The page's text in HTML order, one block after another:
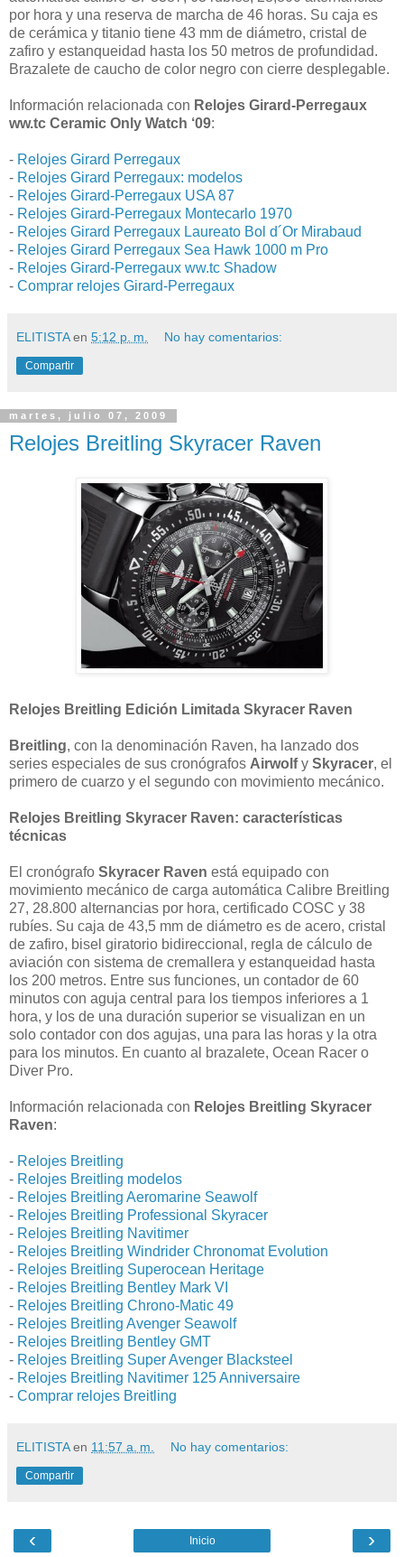
por hora y una reserva de marcha de 46 horas. Su caja es
de cerámica y titanio tiene 43 mm de diámetro, cristal de
zafiro y estanqueidad hasta los 50 metros de profundidad.
Brazalete de caucho de color negro con cierre desplegable.
Información relacionada con Relojes Girard-Perregaux
ww.tc Ceramic Only Watch ‘09:
- Relojes Girard Perregaux
- Relojes Girard Perregaux: modelos
- Relojes Girard-Perregaux USA 87
- Relojes Girard-Perregaux Montecarlo 1970
- Relojes Girard Perregaux Laureato Bol d´Or Mirabaud
- Relojes Girard Perregaux Sea Hawk 1000 m Pro
- Relojes Girard-Perregaux ww.tc Shadow
- Comprar relojes Girard-Perregaux
ELITISTA en 5:12 p. m. No hay comentarios:
Compartir
martes, julio 07, 2009
Relojes Breitling Skyracer Raven
Relojes Breitling Edición Limitada Skyracer Raven
Breitling, con la denominación Raven, ha lanzado dos
series especiales de sus cronógrafos Airwolfy Skyracer, el
primero de cuarzo y el segundo con movimiento mecánico.
Relojes Breitling Skyracer Raven: características
técnicas
El cronógrafo Skyracer Raven está equipado con
movimiento mecánico de carga automática Calibre Breitling
27, 28.800 alternancias por hora, certificado COSC y 38
rubíes. Su caja de 43,5 mm de diámetro es de acero, cristal
de zafiro, bisel giratorio bidireccional, regla de cálculo de
aviación con sistema de cremallera y estanqueidad hasta
los 200 metros. Entre sus funciones, un contador de 60
minutos con aguja central para los tiempos inferiores a 1
hora, y los de una duración superior se visualizan en un
solo contador con dos agujas, una para las horas y la otra
para los minutos. En cuanto al brazalete, Ocean Racer o
Diver Pro.
Información relacionada con Relojes Breitling Skyracer
Raven:
- Relojes Breitling
- Relojes Breitling modelos
- Relojes Breitling Aeromarine Seawolf
- Relojes Breitling Professional Skyracer
- Relojes Breitling Navitimer
- Relojes Breitling Windrider Chronomat Evolution
- Relojes Breitling Superocean Heritage
- Relojes Breitling Bentley Mark VI
- Relojes Breitling Chrono-Matic 49
- Relojes Breitling Avenger Seawolf
- Relojes Breitling Bentley GMT
- Relojes Breitling Super Avenger Blacksteel
- Relojes Breitling Navitimer 125 Anniversaire
- Comprar relojes Breitling
ELITISTA en 11:57 a. m. No hay comentarios:
Compartir
‹ ›
Inicio